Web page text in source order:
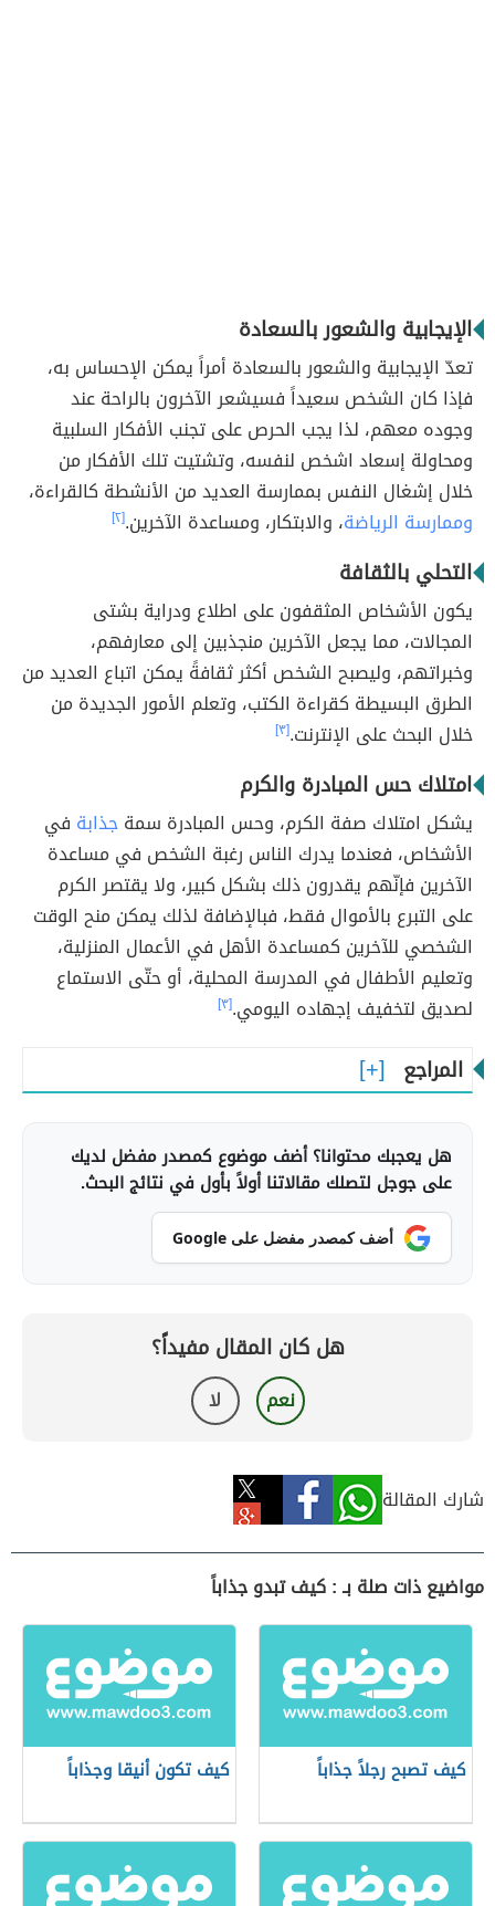
الإيجابية والشعور بالسعادة
تعدّ الإيجابية والشعور بالسعادة أمراً يمكن الإحساس به،
فإذا كان الشخص سعيداً فسيشعر الآخرون بالراحة عند
وجوده معهم، لذا يجب الحرص على تجنب الأفكار السلبية
ومحاولة إسعاد اشخص لنفسه، وتشتيت تلك الأفكار من
خلال إشغال النفس بممارسة العديد من الأنشطة كالقراءة،
وممارسة الرياضة، والابتكار، ومساعدة الآخرين.[٢]
التحلي بالثقافة
يكون الأشخاص المثقفون على اطلاع ودراية بشتى
المجالات، مما يجعل الآخرين منجذبين إلى معارفهم،
وخبراتهم، وليصبح الشخص أكثر ثقافةً يمكن اتباع العديد من
الطرق البسيطة كقراءة الكتب، وتعلم الأمور الجديدة من
خلال البحث على الإنترنت.[٣]
امتلاك حس المبادرة والكرم
يشكل امتلاك صفة الكرم، وحس المبادرة سمةجذابة في
الأشخاص، فعندما يدرك الناس رغبة الشخص في مساعدة
الآخرين فإنّهم يقدرون ذلك بشكل كبير، ولا يقتصر الكرم
على التبرع بالأموال فقط، فبالإضافة لذلك يمكن منح الوقت
الشخصي للآخرين كمساعدة الأهل في الأعمال المنزلية،
وتعليم الأطفال في المدرسة المحلية، أو حتّى الاستماع
لصديق لتخفيف إجهاده اليومي.[٣]
المراجع
هل يعجبك محتوانا؟ أضف موضوع كمصدر مفضل لديك
على جوجل لتصلك مقالاتنا أولاً بأول في نتائج البحث.
أضف كمصدر مفضل على Google
هل كان المقال مفيداً؟
نعم لا
شارك المقالة
مواضيع ذات صلة بـ : كيف تبدو جذاباً
كيف تصبح رجلاً جذاباً كيف تكون أنيقا وجذاباً